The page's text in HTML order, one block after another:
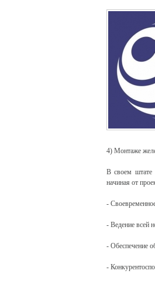
4) Монтаже
В своем штате
начиная от
-
- Ведение всей
- Обеспечение
-